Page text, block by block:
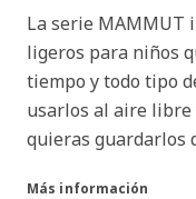
La serie MAMMUT
ligeros para niños
tiempo y todo tipo
usarlos al aire libre
quieras guardarlos
Más información